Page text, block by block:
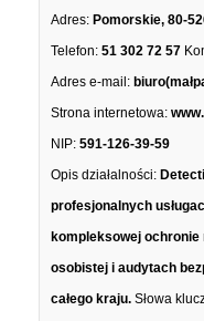
Adres: Pomorskie, 80-
Telefon: 51 302 72 57
Adres e-mail:
Strona internetowa:
NIP: 591-126-39-59
Opis działalności:
profesjonalnych
kompleksowej
osobistej i audytach
całego kraju. Słowa